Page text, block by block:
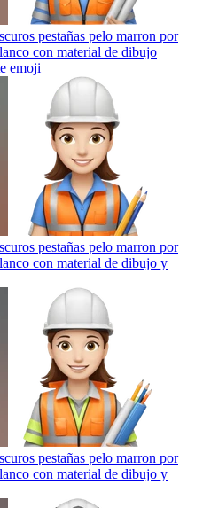
pestañas pelo marron por
con material de dibujo
emoji
pestañas pelo marron por
con material de dibujo y
pestañas pelo marron por
con material de dibujo y